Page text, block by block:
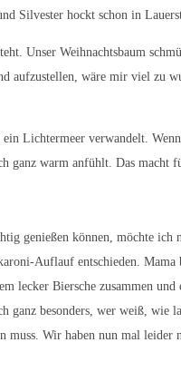
Silvester hockt schon in
Unser Weihnachtsbaum
wäre mir viel zu
Lichtermeer verwandelt.
ganz warm anfühlt. Das macht
genießen können, möchte ich
Auflauf entschieden.
lecker Biersche zusammen
besonders, wer weiß, wie
Wir haben nun mal